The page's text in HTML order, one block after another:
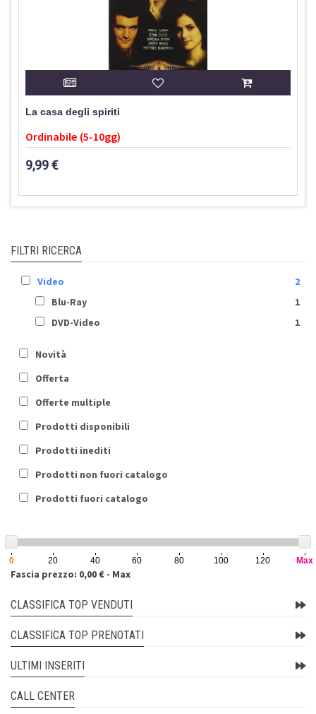
La casa degli spiriti
Ordinabile (5-10gg)
9,99 €
FILTRI RICERCA
Video
2
Blu-Ray
1
DVD-Video
1
Novità
Offerta
Offerte multiple
Prodotti disponibili
Prodotti inediti
Prodotti non fuori catalogo
Prodotti fuori catalogo
0 20 40 60 80 100 120 Max
Fascia prezzo: 0,00 € - Max
CLASSIFICA TOP VENDUTI
CLASSIFICA TOP PRENOTATI
ULTIMI INSERITI
CALL CENTER